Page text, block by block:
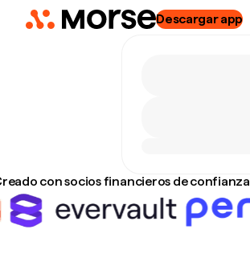
Descargar app
con socios financieros de confianza